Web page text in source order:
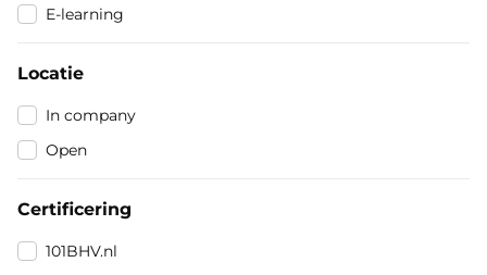
E-learning
Locatie
Locatie
In company
Open
Certificering
Certificering
101BHV.nl